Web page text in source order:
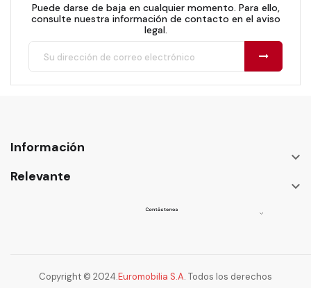
Puede darse de baja en cualquier momento. Para ello,
consulte nuestra información de contacto en el aviso
legal.
Información

Relevante

Copyright © 2024.Euromobilia S.A. Todos los derechos